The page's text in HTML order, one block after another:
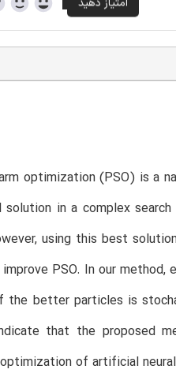
optimization (PSO) is a
in a complex
using this best
PSO. In our method,
the better particles is
that the proposed
of artificial